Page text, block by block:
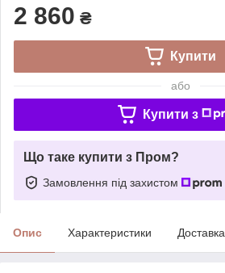
2 860 ₴
Купити
або
Купити з
Що таке купити з Пром?
Замовлення під захистом
Опис Характеристики Доставка